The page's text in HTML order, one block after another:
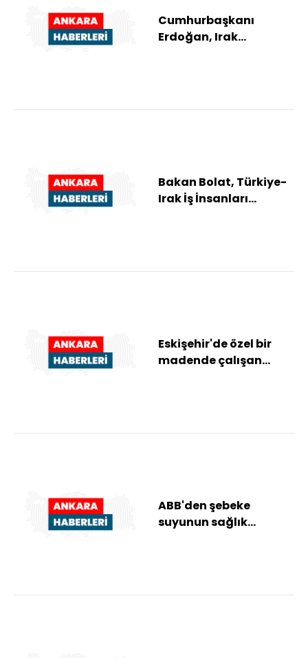
Cumhurbaşkanı
Erdoğan, Irak
Bakan Bolat, Türkiye-
Irak İş İnsanları
Eskişehir'de özel bir
madende çalışan
ABB'den şebeke
suyunun sağlık